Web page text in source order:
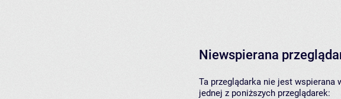
Niewspierana
Ta przeglądarka nie jest wspierana
jednej z poniższych przeglądarek: